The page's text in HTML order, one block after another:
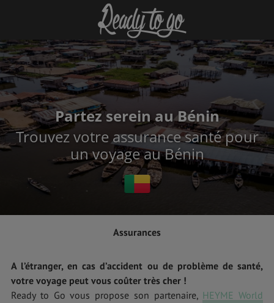
Partez serein au Bénin
Trouvez votre assurance santé pour
un voyage au Bénin
Assurances
A l’étranger, en cas d’accident ou de problème de santé,
votre voyage peut vous coûter très cher !
Ready to Go vous propose son partenaire, HEYME World